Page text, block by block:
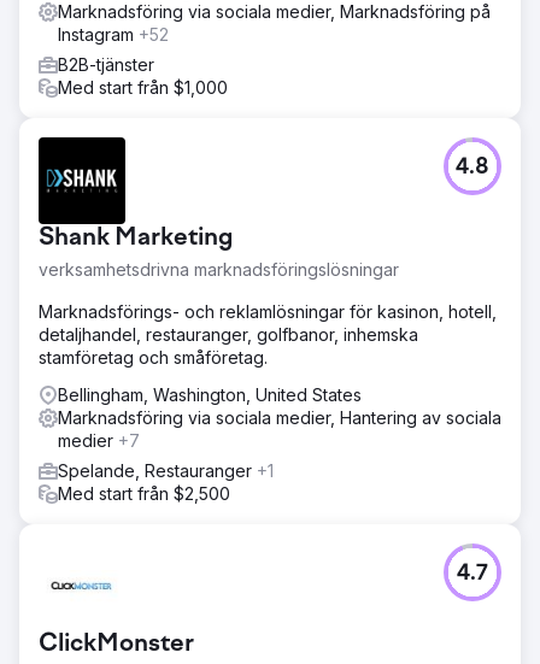
Marknadsföring via sociala medier, Marknadsföring på
Instagram +52
B2B-tjänster
Med start från $1,000
Shank Marketing
verksamhetsdrivna marknadsföringslösningar
4.8
Marknadsförings- och reklamlösningar för kasinon, hotell,
detaljhandel, restauranger, golfbanor, inhemska
stamföretag och småföretag.
Bellingham, Washington, United States
Marknadsföring via sociala medier, Hantering av sociala
medier +7
Spelande, Restauranger +1
Med start från $2,500
ClickMonster
4.7